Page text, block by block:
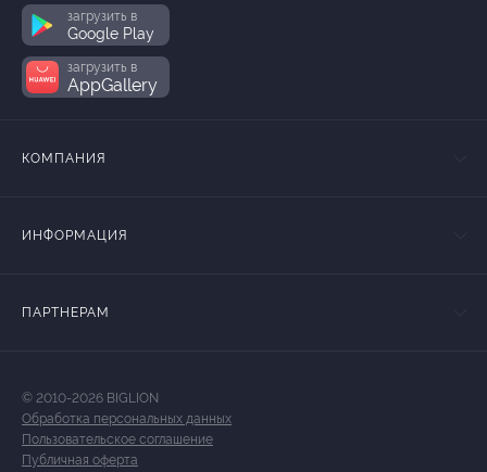
загрузить в
Google Play
загрузить в
AppGallery
КОМПАНИЯ
ИНФОРМАЦИЯ
ПАРТНЕРАМ
© 2010-2026 BIGLION
Обработка персональных данных
Пользовательское соглашение
Публичная оферта